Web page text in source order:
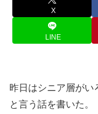
X
LINE
昨日はシニア層がい
と言う話を書いた。